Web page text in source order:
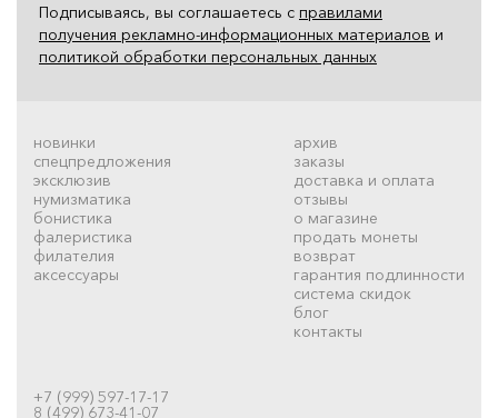
Подписываясь, вы соглашаетесь с правилами
получения рекламно-информационных материалов и
политикой обработки персональных данных
новинки
спецпредложения
эксклюзив
нумизматика
бонистика
фалеристика
филателия
аксессуары
архив
заказы
доставка и оплата
отзывы
о магазине
продать монеты
возврат
гарантия подлинности
система скидок
блог
контакты
+7 (999) 597-17-17
8 (499) 673-41-07